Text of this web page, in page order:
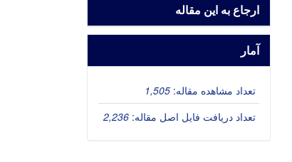
ارجاع به این مقاله
آمار
تعداد مشاهده مقاله:1,505
تعداد دریافت فایل اصل مقاله:2,236